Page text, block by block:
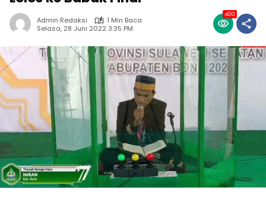
Admin Redaksi
1 Min Baca
Selasa, 28 Juni 2022 3:35 PM
400